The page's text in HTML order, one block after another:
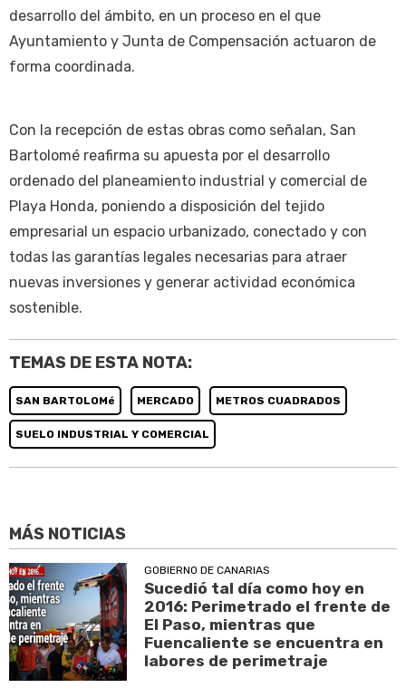
desarrollo del ámbito, en un proceso en el que
Ayuntamiento y Junta de Compensación actuaron de
forma coordinada.
Con la recepción de estas obras como señalan, San
Bartolomé reafirma su apuesta por el desarrollo
ordenado del planeamiento industrial y comercial de
Playa Honda, poniendo a disposición del tejido
empresarial un espacio urbanizado, conectado y con
todas las garantías legales necesarias para atraer
nuevas inversiones y generar actividad económica
sostenible.
TEMAS DE ESTA NOTA:
SAN BARTOLOMé MERCADO METROS CUADRADOS
SUELO INDUSTRIAL Y COMERCIAL
MÁS NOTICIAS
GOBIERNO DE CANARIAS
Sucedió tal día como hoy en
2016: Perimetrado el frente de
El Paso, mientras que
Fuencaliente se encuentra en
labores de perimetraje